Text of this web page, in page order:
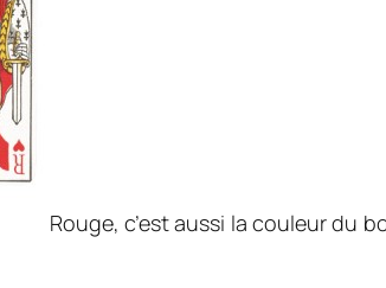
Rouge, c’est aussi la couleur du